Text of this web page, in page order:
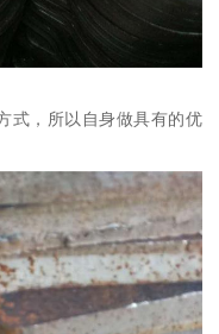
式，所以自身做具有的优